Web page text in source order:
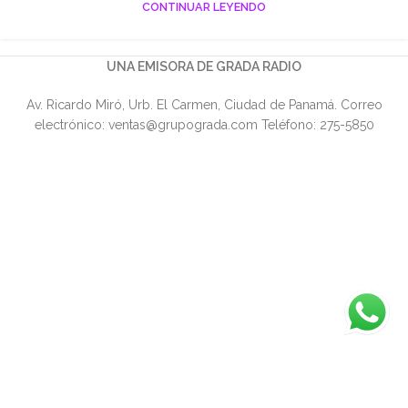
CONTINUAR LEYENDO
UNA EMISORA DE GRADA RADIO
Av. Ricardo Miró, Urb. El Carmen, Ciudad de Panamá. Correo
electrónico: ventas@grupograda.com Teléfono: 275-5850